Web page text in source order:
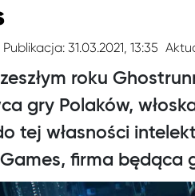
Publikacja: 31.03.2021, 13:35
roku
gry Polaków,
tej własności
firma będąca